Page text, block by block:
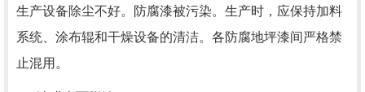
生产设备除尘不好。防腐漆被污染。生产时，应保持加料
系统、涂布辊和干燥设备的清洁。各防腐地坪漆间严格禁
止混用。